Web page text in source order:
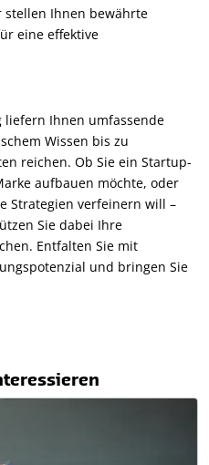
stellen Ihnen bewährte
eine effektive
liefern Ihnen umfassende
Wissen bis zu
reichen. Ob Sie ein Startup-
aufbauen möchte, oder
Strategien verfeinern will –
Sie dabei Ihre
Entfalten Sie mit
und bringen Sie